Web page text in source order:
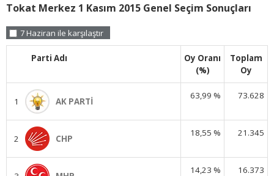
Tokat Merkez 1 Kasım 2015 Genel Seçim Sonuçları
7 Haziran ile karşılaştır
Parti Adı
Oy Oranı
(%)
Toplam
Oy
1 AK PARTİ
63,99 % 73.628
2 CHP
18,55 % 21.345
14,23 % 16.373